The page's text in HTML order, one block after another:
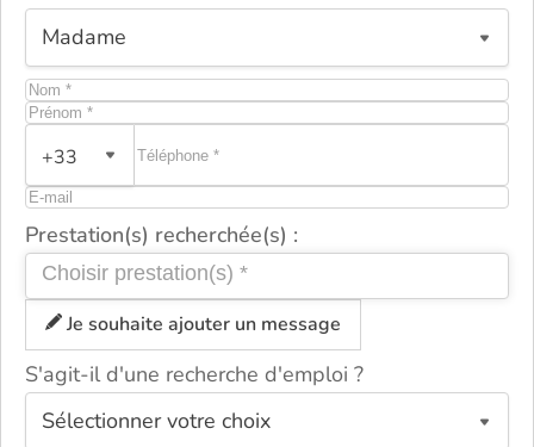
+33
Prestation(s) recherchée(s) :
Je souhaite ajouter un message
S'agit-il d'une recherche d'emploi ?
ou